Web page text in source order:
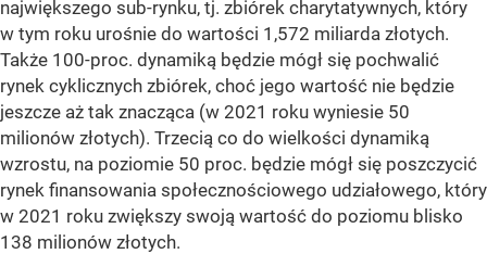
największego sub-rynku, tj. zbiórek charytatywnych, który
w tym roku urośnie do wartości 1,572 miliarda złotych.
Także 100-proc. dynamiką będzie mógł się pochwalić
rynek cyklicznych zbiórek, choć jego wartość nie będzie
jeszcze aż tak znacząca (w 2021 roku wyniesie 50
milionów złotych). Trzecią co do wielkości dynamiką
wzrostu, na poziomie 50 proc. będzie mógł się poszczycić
rynek finansowania społecznościowego udziałowego, który
w 2021 roku zwiększy swoją wartość do poziomu blisko
138 milionów złotych.